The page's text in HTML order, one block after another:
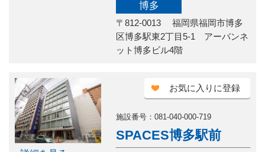
博多
〒812-0013 福岡県福岡市博多
区博多駅東2丁目5-1 アーバンネ
ット博多ビル4階
施設番号：081-040-000-719
お気に入りに登録
SPACES博多駅前